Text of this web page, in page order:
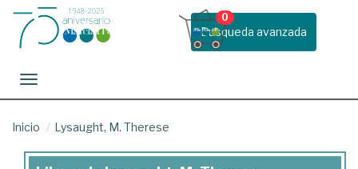
Busqueda avanzada
0
Toggle navigation
Inicio Lysaught, M. Therese